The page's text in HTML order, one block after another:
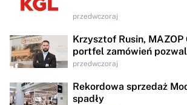
przedwczoraj
Krzysztof Rusin, MAZOP
portfel zamówień
kontynuować wzrost
przedwczoraj
Rekordowa sprzedaż
spadły